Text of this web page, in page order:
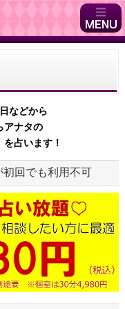
などから
アナタの
占います！
初回でも利用不可